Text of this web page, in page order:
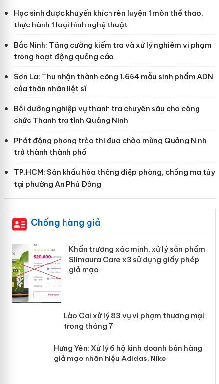
Học sinh được khuyến khích rèn luyện 1 môn thể thao,
thực hành 1 loại hình nghệ thuật
Bắc Ninh: Tăng cường kiểm tra và xử lý nghiêm vi phạm
trong hoạt động quảng cáo
Sơn La: Thu nhận thành công 1.664 mẫu sinh phẩm ADN
của thân nhân liệt sĩ
Bồi dưỡng nghiệp vụ thanh tra chuyên sâu cho công
chức Thanh tra tỉnh Quảng Ninh
Phát động phong trào thi đua chào mừng Quảng Ninh
trở thành thành phố
TP.HCM: Sân khấu hóa thông điệp phòng, chống ma túy
tại phường An Phú Đông
Chống hàng giả
Khẩn trương xác minh, xử lý sản phẩm
Slimaura Care x3 sử dụng giấy phép
giả mạo
Lào Cai xử lý 83 vụ vi phạm thương
mại trong tháng 7